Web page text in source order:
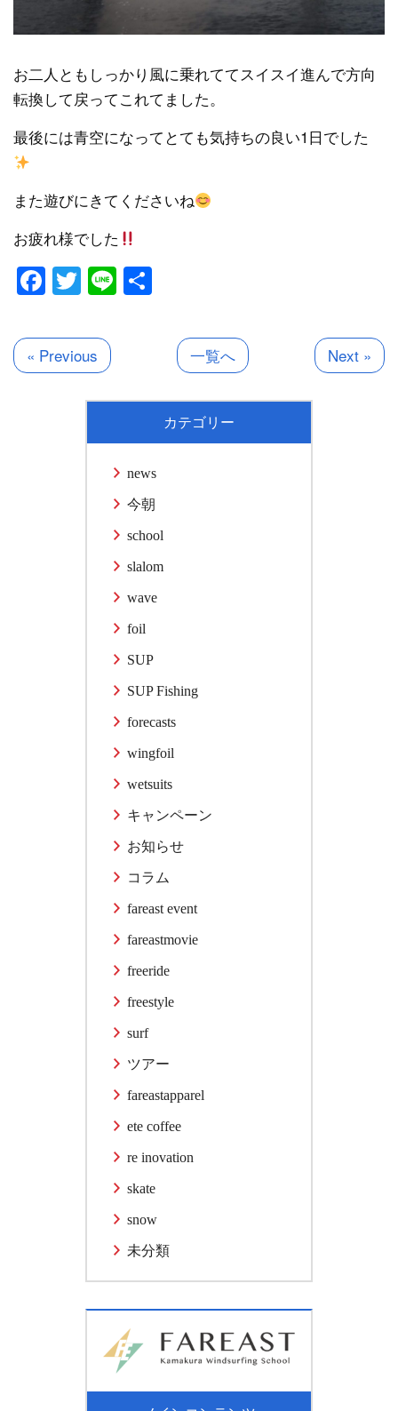
お二人ともしっかり風に乗れててスイスイ進んで方向
転換して戻ってこれてました。
最後には青空になってとても気持ちの良い1日でした
また遊びにきてくださいね
お疲れ様でした
Facebook
Twitter
Line
« Previous 一覧へ Next »
カテゴリー
news
今朝
school
slalom
wave
foil
SUP
SUP Fishing
forecasts
wingfoil
wetsuits
キャンペーン
お知らせ
コラム
fareast event
fareastmovie
freeride
freestyle
surf
ツアー
fareastapparel
ete coffee
re inovation
skate
snow
未分類